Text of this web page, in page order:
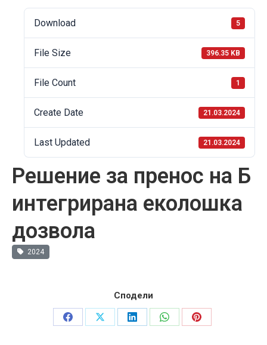
Download 5
File Size 396.35 KB
File Count 1
Create Date 21.03.2024
Last Updated 21.03.2024
Решение за пренос на Б
интегрирана еколошка
дозвола
2024
Сподели
Share
Share
Share
Share
Share